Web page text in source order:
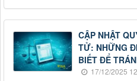
CẬP NHẬT
TỬ: NHỮNG
BIẾT ĐỂ
17/12/2025